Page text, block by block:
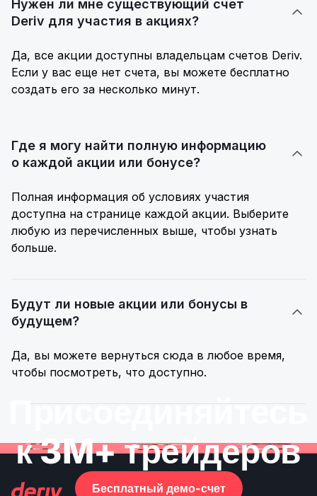
Нужен ли мне существующий счет
Deriv для участия в акциях?

Да, все акции доступны владельцам счетов Deriv.
Если у вас еще нет счета, вы можете бесплатно
создать его за несколько минут.
Где я могу найти полную информацию
о каждой акции или бонусе?

Полная информация об условиях участия
доступна на странице каждой акции. Выберите
любую из перечисленных выше, чтобы узнать
больше.
Будут ли новые акции или бонусы в
будущем?

Да, вы можете вернуться сюда в любое время,
чтобы посмотреть, что доступно.
Присоединяйтесь
к 3M+ трейдеров
Бесплатный демо-счет